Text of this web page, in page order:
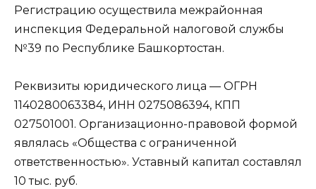
Регистрацию осуществила межрайонная
инспекция Федеральной налоговой службы
№39 по Республике Башкортостан.
Реквизиты юридического лица — ОГРН
1140280063384, ИНН 0275086394, КПП
027501001. Организационно-правовой формой
являлась «Общества с ограниченной
ответственностью». Уставный капитал составлял
10 тыс. руб.